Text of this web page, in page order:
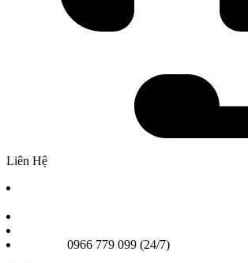
Liên Hệ
0966 779 099 (24/7)